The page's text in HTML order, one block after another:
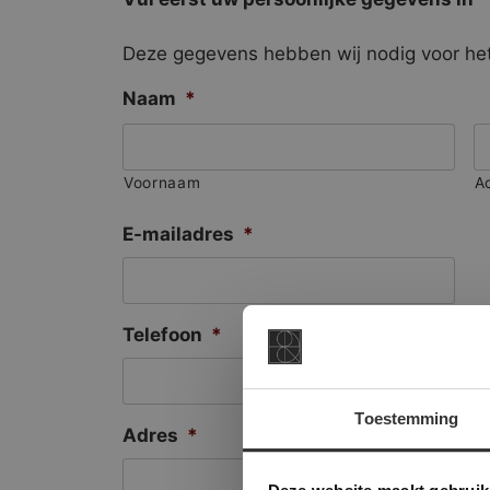
Toestemming
Deze gegevens hebben wij nodig voor
Naam *
Voornaam
E-mailadres *
Telefoon *
Adres *
Deze